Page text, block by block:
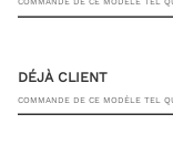
COMMANDE DE CE MODÈLE TEL
DÉJÀ CLIENT
COMMANDE DE CE MODÈLE TEL
TAILLE DE VESTE